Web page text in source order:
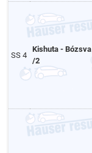
SS 4
Kishuta - Bózsva
/2